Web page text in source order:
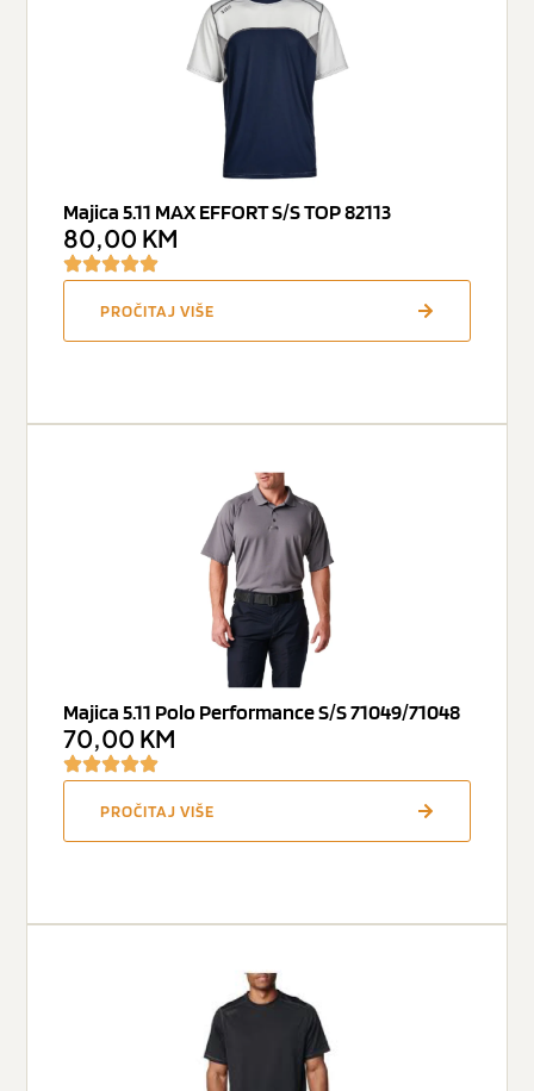
Majica 5.11 MAX EFFORT S/S TOP 82113
80,00 KM
PROČITAJ VIŠE
Majica 5.11 Polo Performance S/S 71049/71048
70,00 KM
PROČITAJ VIŠE